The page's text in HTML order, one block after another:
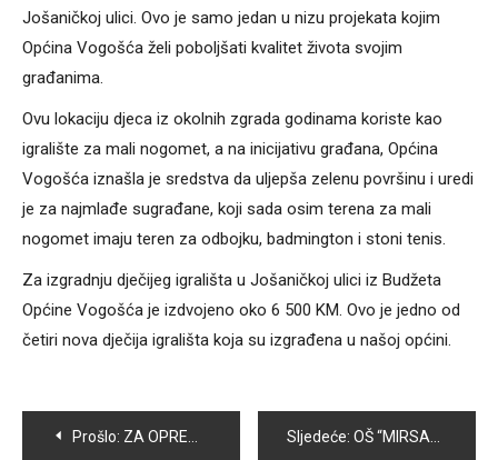
Jošaničkoj ulici. Ovo je samo jedan u nizu projekata kojim
Općina Vogošća želi poboljšati kvalitet života svojim
građanima.
Ovu lokaciju djeca iz okolnih zgrada godinama koriste kao
igralište za mali nogomet, a na inicijativu građana, Općina
Vogošća iznašla je sredstva da uljepša zelenu površinu i uredi
je za najmlađe sugrađane, koji sada osim terena za mali
nogomet imaju teren za odbojku, badmington i stoni tenis.
Za izgradnju dječijeg igrališta u Jošaničkoj ulici iz Budžeta
Općine Vogošća je izdvojeno oko 6 500 KM. Ovo je jedno od
četiri nova dječija igrališta koja su izgrađena u našoj općini.
Navigacija
Prošlo: ZA OPREMANJE ŠKOLARACA RODITELJIMA POTREBNO NEKOLIKO STOTINA KM Sljedeće: OŠ “MIRSAD PRNJAVORAC” DOMAĆIN ŠKOLSKOG BAZARA